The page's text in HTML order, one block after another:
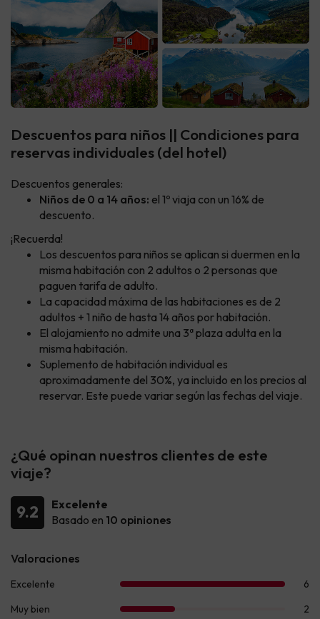
Descuentos para niños || Condiciones para
reservas individuales (del hotel)
Descuentos generales:
Niños de 0 a 14 años: el 1º viaja con un 16% de
descuento.
¡Recuerda!
Los descuentos para niños se aplican si duermen en la
misma habitación con 2 adultos o 2 personas que
paguen tarifa de adulto.
La capacidad máxima de las habitaciones es de 2
adultos + 1 niño de hasta 14 años por habitación.
El alojamiento no admite una 3ª plaza adulta en la
misma habitación.
Suplemento de habitación individual es
aproximadamente del 30%, ya incluido en los precios al
reservar. Este puede variar según las fechas del viaje.
¿Qué opinan nuestros clientes de este
viaje?
9.2
Excelente
Basado en 10 opiniones